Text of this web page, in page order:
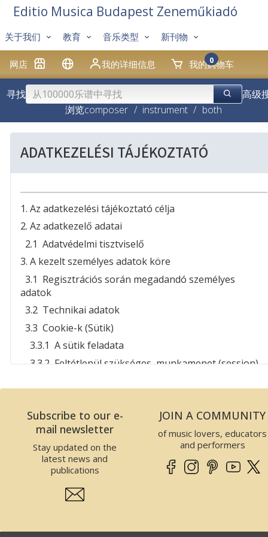
网店 我的详细信息 我的购物车
0
关于我们 教育 音乐类型 新刊物
Editio Musica Budapest Zeneműkiadó
寻找
高级
浏览composer / instrument / both
ADATKEZELÉSI TÁJÉKOZTATÓ
1. Az adatkezelési tájékoztató célja
2. Az adatkezelő adatai
2.1 Adatvédelmi tisztviselő
3. A kezelt személyes adatok köre
3.1 Regisztrációs során megadandó személyes
adatok
3.2 Technikai adatok
3.3 Cookie-k (Sütik)
3.3.1 A sütik feladata
3.3.2 Feltétlenül szükséges, munkamenet (session)
3.4 Online rendeléshez kapcsolódó adatok
3.5 Online ügyintézéshez kapcsolódó adatok
3.6 Hírlevélhez kapcsolódó adatok
4. A kezelt adatok tervezett felhasználása és
megőrzési ideje
Subscribe to our e-
mail newsletter
Stay updated on the
latest news and
publications
JOIN A COMMUNITY
of music lovers, educators
and performers